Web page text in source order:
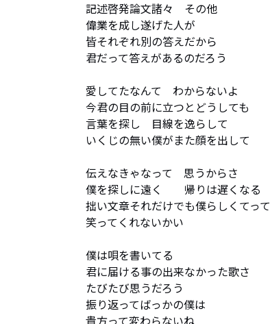
記述啓発論文諸々　その他
偉業を成し遂げた人が
皆それぞれ別の答えだから
君だって答えがあるのだろう
愛してたなんて　わからないよ
今君の目の前に立つとどうしても
言葉を探し　目線を逸らして
いくじの無い僕がまた顔を出して
伝えなきゃなって　思うからさ
僕を探しに遠く　　帰りは遅くなる
拙い文章それだけでも僕らしくてって
笑ってくれないかい
僕は唄を書いてる
君に届ける事の出来なかった歌さ
たびたび思うだろう
振り返ってばっかの僕は
貴方って変わらないね